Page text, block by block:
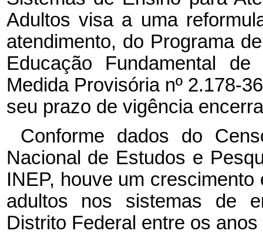
Adultos visa a uma
atendimento, do Programa
Educação Fundamental
Medida Provisória nº 2.178-
seu prazo de vigência
Conforme dados do
Nacional de Estudos e
INEP, houve um
adultos nos sistemas de
Distrito Federal entre os